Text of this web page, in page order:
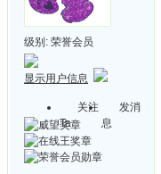
级别: 荣誉会员
显示用户信息
关注
Ta
发消
息